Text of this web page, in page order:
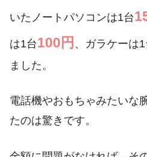
いたノートパソコンは1台
は1台100円 、ガラケーは1
ました。
電話機やおもちゃみたいな
たのは驚きです。